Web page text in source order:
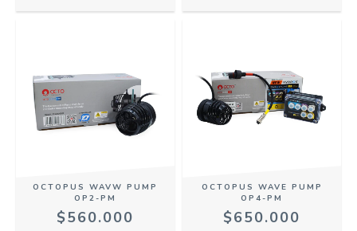
OCTOPUS WAVW PUMP
OP2-PM
$560.000
OCTOPUS WAVE PUMP
OP4-PM
$650.000